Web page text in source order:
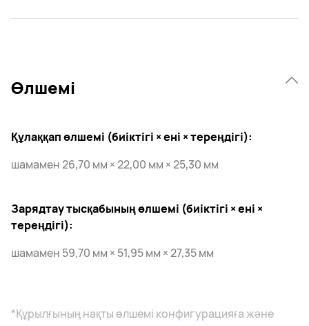
Өлшемі
Құлаққап өлшемі (биіктігі × ені × тереңдігі):
шамамен 26,70 мм × 22,00 мм × 25,30 мм
Зарядтау тысқабының өлшемі (биіктігі × ені ×
тереңдігі):
шамамен 59,70 мм × 51,95 мм × 27,35 мм
*Құрылғының нақты өлшемі конфигурацияға және